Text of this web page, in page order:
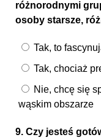
różnorodnymi
osoby starsze,
Tak, to
Tak, chociaż
Nie, chcę się
wąskim obszarze
9. Czy jesteś